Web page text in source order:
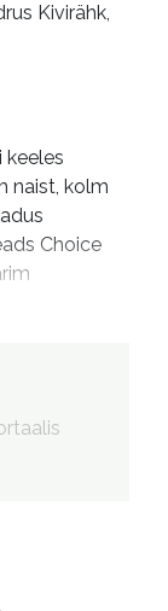
Kivirähk,
keeles
naist, kolm
Choice
1984-